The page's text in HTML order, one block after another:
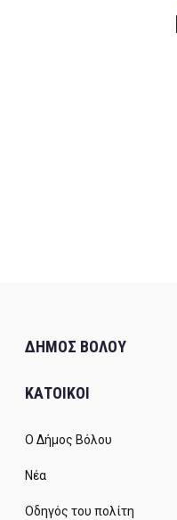
ΔΗΜΟΣ ΒΟΛΟΥ
ΚΑΤΟΙΚΟΙ
Ο Δήμος Βόλου
Νέα
Οδηγός του πολίτη